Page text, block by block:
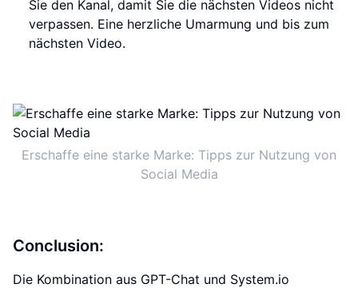
Sie den Kanal, damit Sie die nächsten Videos nicht
verpassen. Eine herzliche Umarmung und bis zum
nächsten Video.
Erschaffe eine starke Marke: Tipps zur Nutzung von
Social Media
Conclusion:
Die Kombination aus GPT-Chat und System.io